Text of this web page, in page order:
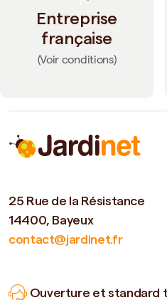
Entreprise
française
(Voir conditions)
25 Rue de la Résistance
14400, Bayeux
contact@jardinet.fr
Ouverture et standard